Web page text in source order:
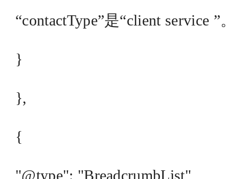
“contactType”是“client service ”
}
},
{
"@type": "BreadcrumbList",